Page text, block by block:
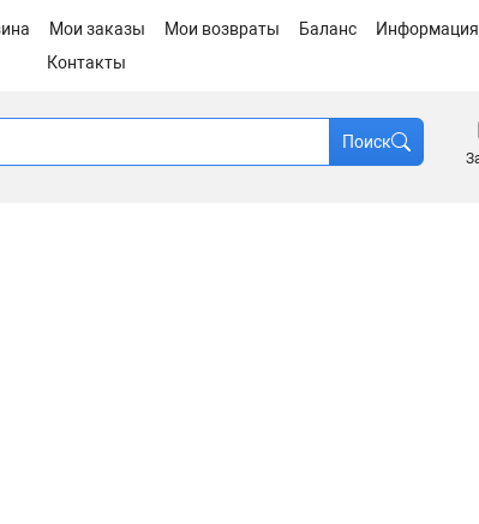
Мои заказы Мои возвраты Баланс
Информация
Контакты
Поиск